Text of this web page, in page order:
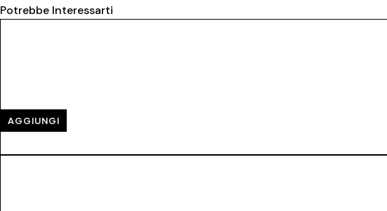
Potrebbe Interessarti
AGGIUNGI